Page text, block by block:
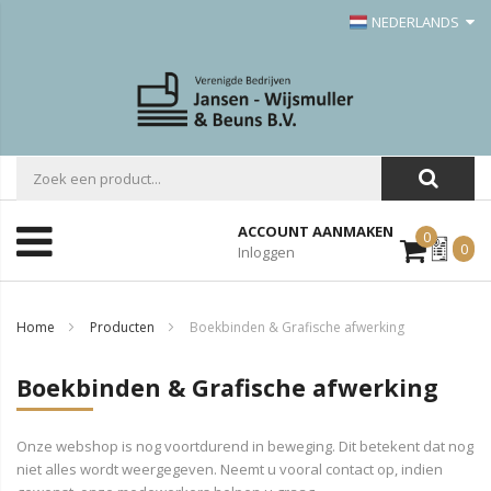
NEDERLANDS
ACCOUNT AANMAKEN
Inloggen
0Mijn
Offerte
0
Home Producten Boekbinden & Grafische afwerking
Boekbinden & Grafische afwerking
Onze webshop is nog voortdurend in beweging. Dit betekent dat nog
niet alles wordt weergegeven. Neemt u vooral contact op, indien